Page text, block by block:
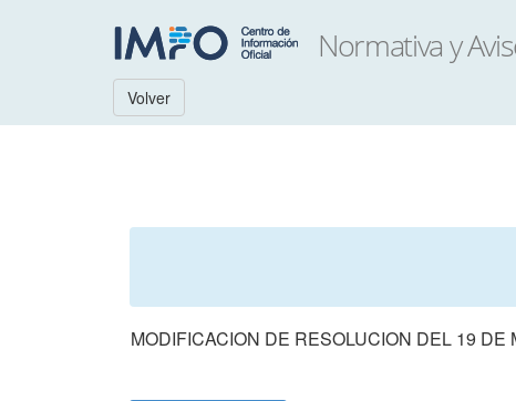
Volver
MODIFICACION DE RESOLUCION DEL 19